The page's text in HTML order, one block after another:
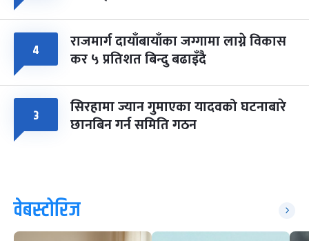
४ राजमार्ग दायाँबायाँका जग्गामा लाग्ने विकास
कर ५ प्रतिशत बिन्दु बढाइँदै
३ सिरहामा ज्यान गुमाएका यादवको घटनाबारे
छानबिन गर्न समिति गठन
वेबस्टोरिज